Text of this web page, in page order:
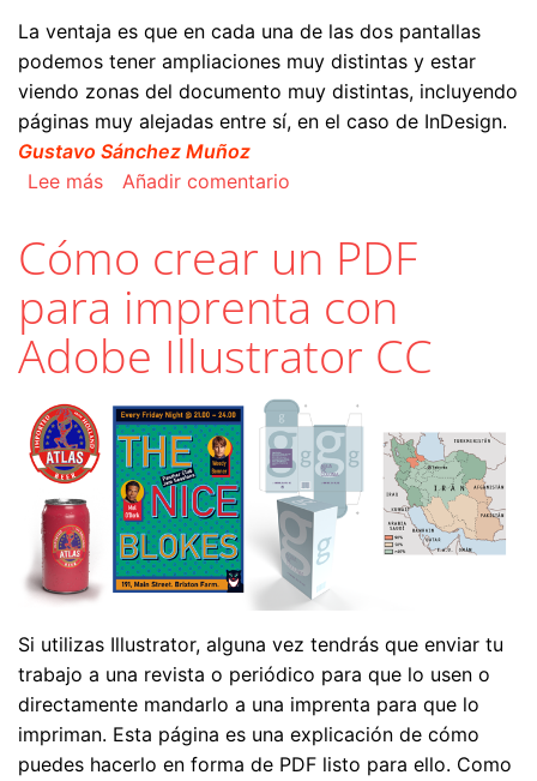
La ventaja es que en cada una de las dos pantallas
podemos tener ampliaciones muy distintas y estar
viendo zonas del documento muy distintas, incluyendo
páginas muy alejadas entre sí, en el caso de InDesign.
Gustavo Sánchez Muñoz
Lee mássobre Usos de "Nueva ventana" para un
Añadir comentario
Cómo crear un PDF
para imprenta con
Adobe Illustrator CC
Si utilizas Illustrator, alguna vez tendrás que enviar tu
trabajo a una revista o periódico para que lo usen o
directamente mandarlo a una imprenta para que lo
impriman. Esta página es una explicación de cómo
puedes hacerlo en forma de PDF listo para ello. Como